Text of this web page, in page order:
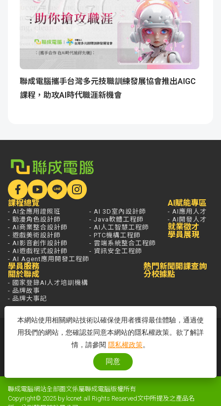
聯成電腦攜手台灣多元技職訓練發展協會推出AIGC
課程，助攻AI時代職涯新機會
課程總覽
- AI全應用證照班
- 動漫角色設計師
- AI商業整合設計師
- 遊戲美術設計師
- AI影音創作設計師
- AI遊戲程式設計師
- AI Agent應用開發工程師
- AI 3D室內設計師
- Java軟體工程師
- AI人工智慧工程師
- PTC機構工程師
- 雲端系統整合工程師
- 資訊安全工程師
AI賦能專區
- AI應用人才
- AI開發人才
就業徵才
學員展現
學員服務
關於聯成
- 國家登錄AI人才培訓機構
- 品牌故事
- 品牌大事記
熱門新聞
分校據點
開課查詢
若想進一步了解，打通電話問最安心，
免付費專線歡迎來電！
客服專線：0800-580-581
周一至五 09:00~18:00
聯成電腦網站全部圖文係屬聯成電腦版權所有
Copyright© 2025 by lccnet.all Rights Reserved文中所提及之產品名
本網站使用相關網站技術以確保使用者獲得最佳體驗，通過使
用我們的網站，您確認並同意本網站的隱私權政策。欲了解詳
情，請參閱 隱私權政策。
同意